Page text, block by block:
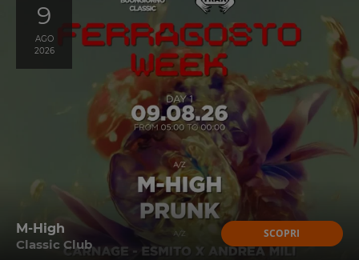
9
AGO
2026
M-High
Classic Club
SCOPRI